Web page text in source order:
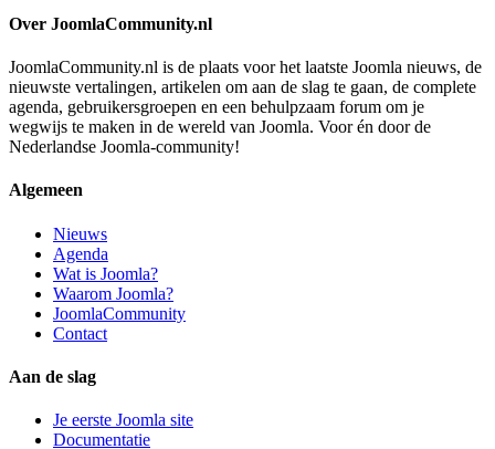
Over JoomlaCommunity.nl
JoomlaCommunity.nl is de plaats voor het laatste Joomla nieuws, de
nieuwste vertalingen, artikelen om aan de slag te gaan, de complete
agenda, gebruikersgroepen en een behulpzaam forum om je
wegwijs te maken in de wereld van Joomla. Voor én door de
Nederlandse Joomla-community!
Algemeen
Nieuws
Agenda
Wat is Joomla?
Waarom Joomla?
JoomlaCommunity
Contact
Aan de slag
Je eerste Joomla site
Documentatie